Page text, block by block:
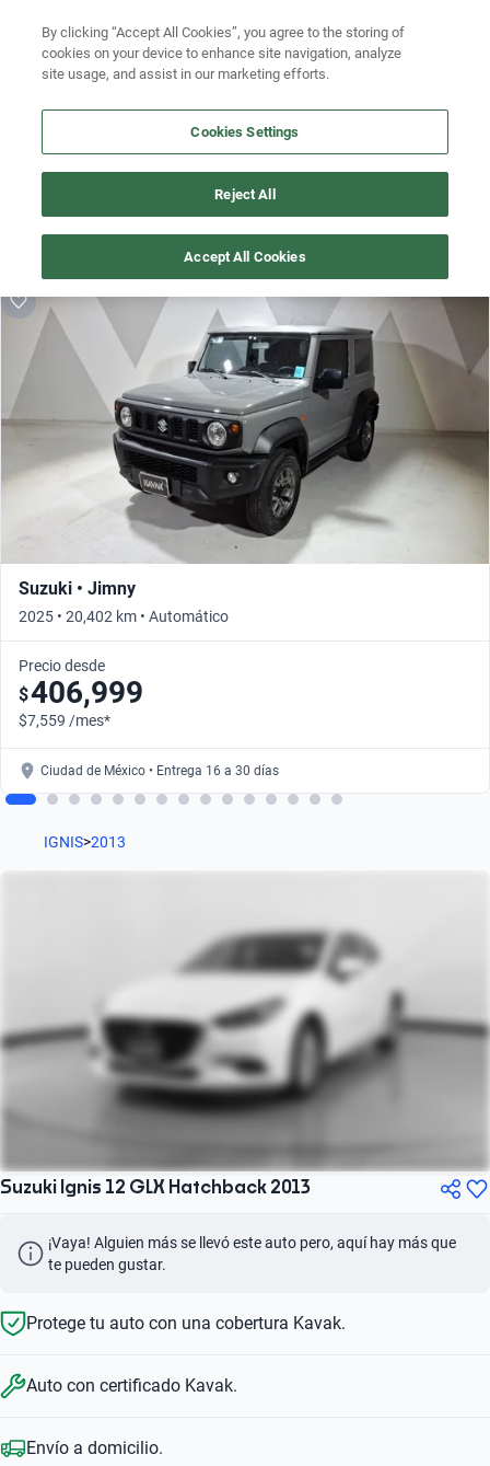
Ubicación
Busca por modelo
Busca por modelo
Busca por año
disponibles de suzuki!
Suzuki • Jimny
2025 • 20,402 km • Automático
Precio desde
$406,999
$7,559 /mes*
Ciudad de México • Entrega 16 a 30 días
IGNIS>2013
Suzuki Ignis 12 GLX Hatchback 2013
¡Vaya! Alguien más se llevó este auto pero, aquí hay más que
te pueden gustar.
Protege tu auto con una cobertura Kavak.
Auto con certificado Kavak.
Envío a domicilio.
By clicking “Accept All Cookies”, you agree to the storing of
cookies on your device to enhance site navigation, analyze
site usage, and assist in our marketing efforts.
Cookies Settings
Reject All
Accept All Cookies